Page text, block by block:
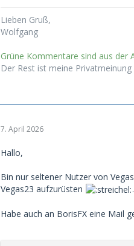
Lieben Gruß,
Wolfgang
Grüne Kommentare sind aus der
Der Rest ist meine Privatmeinung
7. April 2026
Hallo,
Bin nur seltener Nutzer von
Vegas23 aufzurüsten
.
Habe auch an BorisFX eine Mail